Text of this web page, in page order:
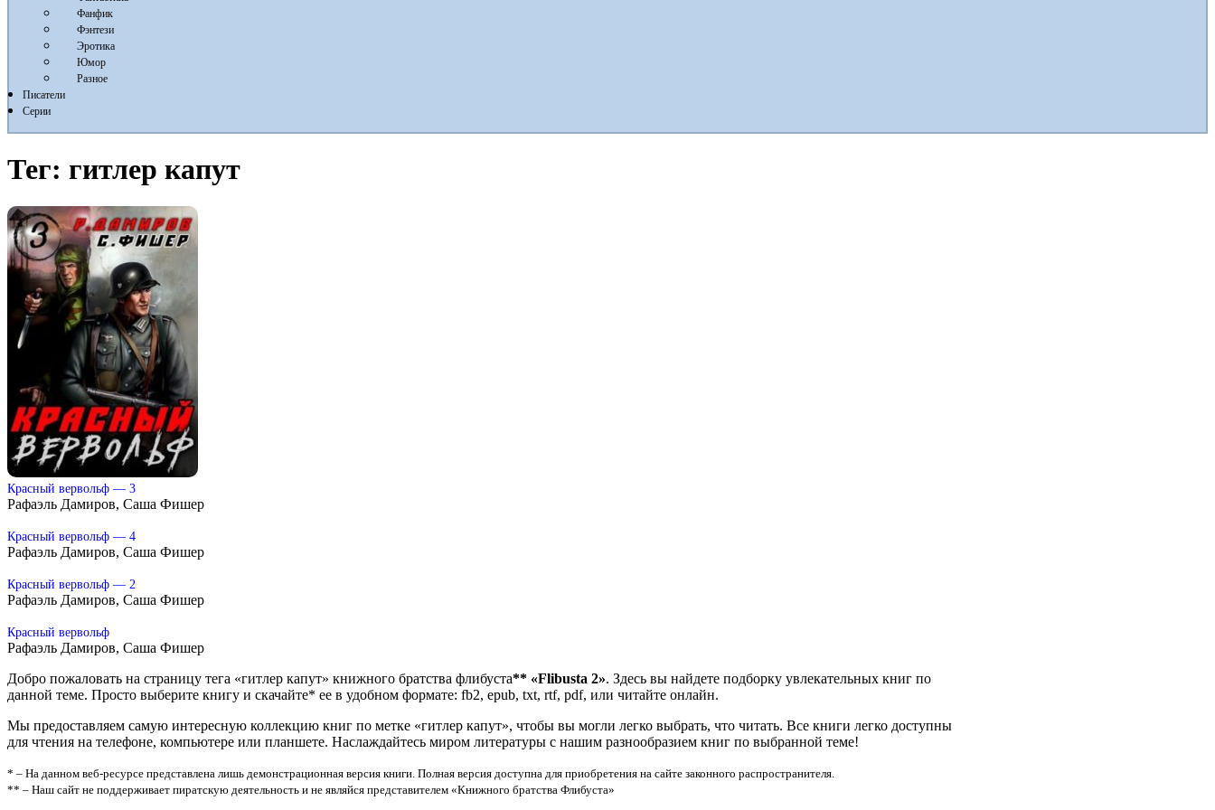
Фанфик
Фэнтези
Эротика
Юмор
Разное
Писатели
Серии
Тег: гитлер капут
Красный вервольф — 3
Рафаэль Дамиров, Саша Фишер
Красный вервольф — 4
Рафаэль Дамиров, Саша Фишер
Красный вервольф — 2
Рафаэль Дамиров, Саша Фишер
Красный вервольф
Рафаэль Дамиров, Саша Фишер
Добро пожаловать на страницу тега «гитлер капут» книжного братства флибуста** «Flibusta 2». Здесь вы найдете подборку увлекательных книг по
данной теме. Просто выберите книгу и скачайте* ее в удобном формате: fb2, epub, txt, rtf, pdf, или читайте онлайн.
Мы предоставляем самую интересную коллекцию книг по метке «гитлер капут», чтобы вы могли легко выбрать, что читать. Все книги легко доступны
для чтения на телефоне, компьютере или планшете. Наслаждайтесь миром литературы с нашим разнообразием книг по выбранной теме!
* – На данном веб-ресурсе представлена лишь демонстрационная версия книги. Полная версия доступна для приобретения на сайте законного распространителя.
** – Наш сайт не поддерживает пиратскую деятельность и не являйся представителем «Книжного братства Флибуста»